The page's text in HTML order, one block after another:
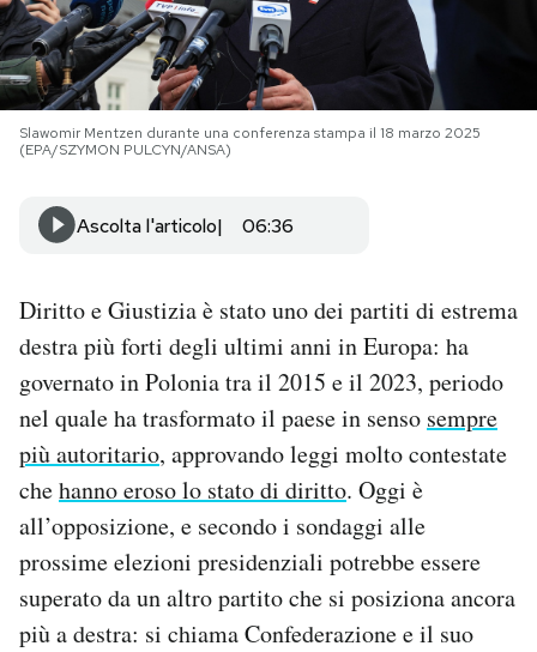
I MIEI PREFERITI
SHOP
CALENDARIO
AREA PERSONALE
Area Personale
Newsletter
Notifiche mobile
Regala il Post
Hai bisogno di aiuto?
Esci
Slawomir Mentzen durante una conferenza stampa il 18 marzo 2025
(EPA/SZYMON PULCYN/ANSA)
Ascolta l'articolo 06:36
Diritto e Giustizia è stato uno dei partiti di estrema
destra più forti degli ultimi anni in Europa: ha
governato in Polonia tra il 2015 e il 2023, periodo
nel quale ha trasformato il paese in senso sempre
più autoritario, approvando leggi molto contestate
chehanno eroso lo stato di diritto. Oggi è
all’opposizione, e secondo i sondaggi alle
prossime elezioni presidenziali potrebbe essere
superato da un altro partito che si posiziona ancora
più a destra: si chiama Confederazione e il suo